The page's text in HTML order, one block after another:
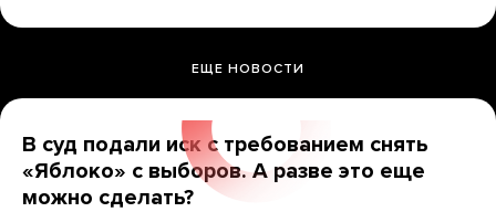
ЕЩЕ НОВОСТИ
В суд подали иск с требованием снять
«Яблоко» с выборов. А разве это еще
можно сделать?